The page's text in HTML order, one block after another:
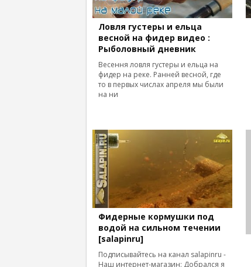
Ловля густеры и ельца
весной на фидер видео :
Рыболовный дневник
Весення ловля густеры и ельца на
фидер на реке. Ранней весной, где
то в первых числах апреля мы были
на ни
Фидерные кормушки под
водой на сильном течении
[salapinru]
Подписывайтесь на канал salapinru -
Наш интернет-магазин: Добрался я